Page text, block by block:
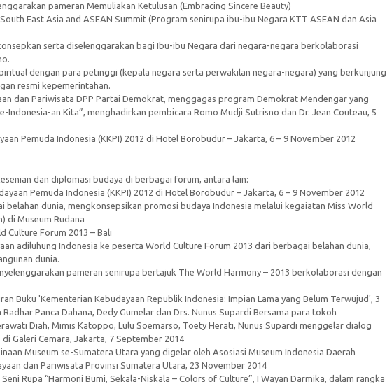
pameran Memuliakan Ketulusan (Embracing Sincere Beauty)
East Asia and ASEAN Summit (Program senirupa ibu-ibu Negara KTT ASEAN dan Asia
serta diselenggarakan bagi Ibu-ibu Negara dari negara-negara berkolaborasi
dengan para petinggi (kepala negara serta perwakilan negara-negara) yang berkunjung
resmi kepemerintahan.
dan Pariwisata DPP Partai Demokrat, menggagas program Demokrat Mendengar yang
Indonesia-an Kita”, menghadirkan pembicara Romo Mudji Sutrisno dan Dr. Jean Couteau, 5
Pemuda Indonesia (KKPI) 2012 di Hotel Borobudur – Jakarta, 6 – 9 November 2012
dan diplomasi budaya di berbagai forum, antara lain:
Pemuda Indonesia (KKPI) 2012 di Hotel Borobudur – Jakarta, 6 – 9 November 2012
belahan dunia, mengkonsepsikan promosi budaya Indonesia melalui kegaiatan Miss World
di Museum Rudana
Culture Forum 2013 – Bali
adiluhung Indonesia ke peserta World Culture Forum 2013 dari berbagai belahan dunia,
dunia.
pameran senirupa bertajuk The World Harmony – 2013 berkolaborasi dengan
Buku 'Kementerian Kebudayaan Republik Indonesia: Impian Lama yang Belum Terwujud', 3
Panca Dahana, Dedy Gumelar dan Drs. Nunus Supardi Bersama para tokoh
Diah, Mimis Katoppo, Lulu Soemarso, Toety Herati, Nunus Supardi menggelar dialog
Galeri Cemara, Jakarta, 7 September 2014
Museum se-Sumatera Utara yang digelar oleh Asosiasi Museum Indonesia Daerah
dan Pariwisata Provinsi Sumatera Utara, 23 November 2014
Rupa “Harmoni Bumi, Sekala-Niskala – Colors of Culture”, I Wayan Darmika, dalam rangka